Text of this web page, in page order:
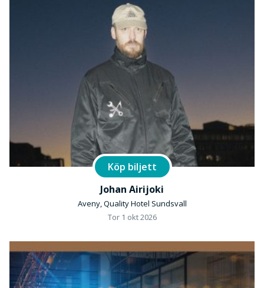
Köp biljett
Johan Airijoki
Aveny, Quality Hotel Sundsvall
Tor 1 okt 2026